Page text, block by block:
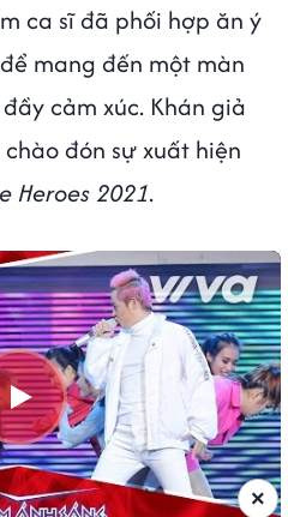
ca sĩ đã phối hợp ăn ý
mang đến một màn
cảm xúc. Khán giả
đón sự xuất hiện
Heroes 2021.
×